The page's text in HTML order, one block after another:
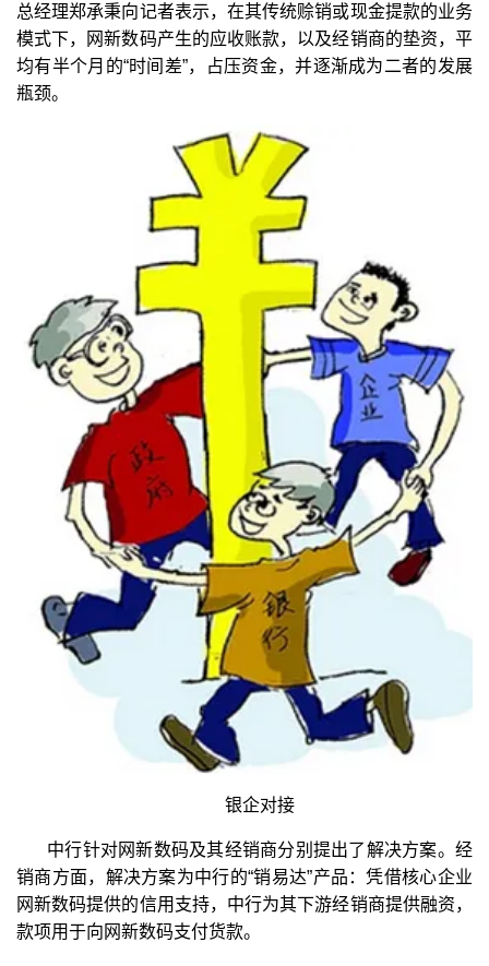
总经理郑承秉向记者表示，在其传统赊销或现金提款的业务
模式下，网新数码产生的应收账款，以及经销商的垫资，平
均有半个月的“时间差”，占压资金，并逐渐成为二者的发展
瓶颈。
银企对接
中行针对网新数码及其经销商分别提出了解决方案。经
销商方面，解决方案为中行的“销易达”产品：凭借核心企业
网新数码提供的信用支持，中行为其下游经销商提供融资，
款项用于向网新数码支付货款。